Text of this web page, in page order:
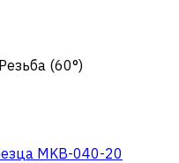
Резьба (60°)
MKB-040-20